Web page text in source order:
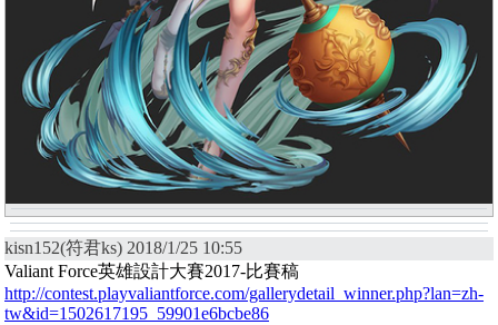
kisn152(符君ks) 2018/1/25 10:55
Valiant Force英雄設計大賽2017-比賽稿
http://contest.playvaliantforce.com/gallerydetail_winner.php?lan=zh-
tw&id=1502617195_59901e6bcbe86